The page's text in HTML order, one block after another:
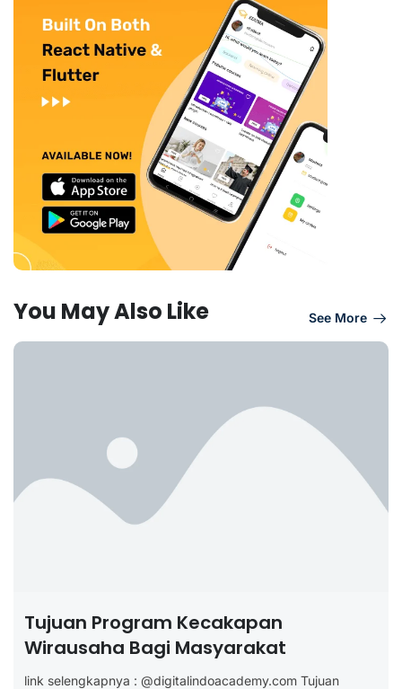
You May Also Like See More
Tujuan Program Kecakapan
Wirausaha Bagi Masyarakat
link selengkapnya : @digitalindoacademy.com Tujuan